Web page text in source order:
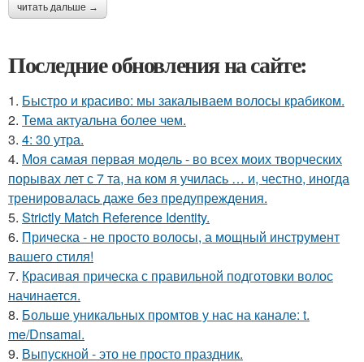
читать дальше →
Последние обновления на сайте:
1. Быстро и красиво: мы закалываем волосы крабиком.
2. Тема актуальна более чем.
3. 4: 30 утра.
4. Моя самая первая модель - во всех моих творческих
порывах лет с 7 та, на ком я училась … и, честно, иногда
тренировалась даже без предупреждения.
5. Strictly Match Reference Identity.
6. Прическа - не просто волосы, а мощный инструмент
вашего стиля!
7. Красивая прическа с правильной подготовки волос
начинается.
8. Больше уникальных промтов у нас на канале: t.
me/Dnsamai.
9. Выпускной - это не просто праздник.